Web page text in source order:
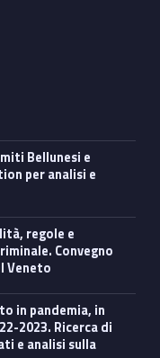
per analisi e
Convegno
Veneto
2023. Ricerca di
e analisi sulla